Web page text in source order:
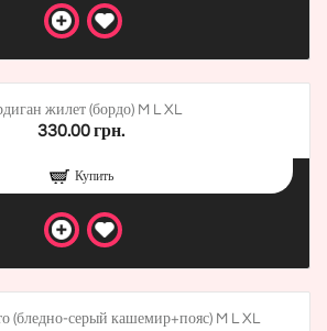
жилет (бордо) M L XL
330.00 грн.
Купить
(бледно-серый кашемир+пояс) M L XL